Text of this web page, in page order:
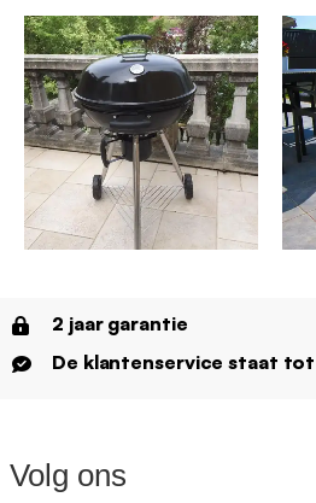
2 jaar garantie
De klantenservice staat
Volg ons